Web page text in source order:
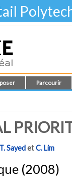
Parcourir
T. SayedetC. Lim
(2008)